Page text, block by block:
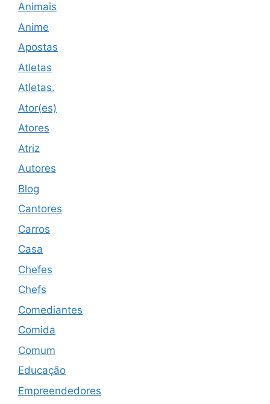
Animais
Anime
Apostas
Atletas
Atletas.
Ator(es)
Atores
Atriz
Autores
Blog
Cantores
Carros
Casa
Chefes
Chefs
Comediantes
Comida
Comum
Educação
Empreendedores